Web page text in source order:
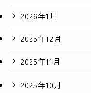
2026年1月
2025年12月
2025年11月
2025年10月